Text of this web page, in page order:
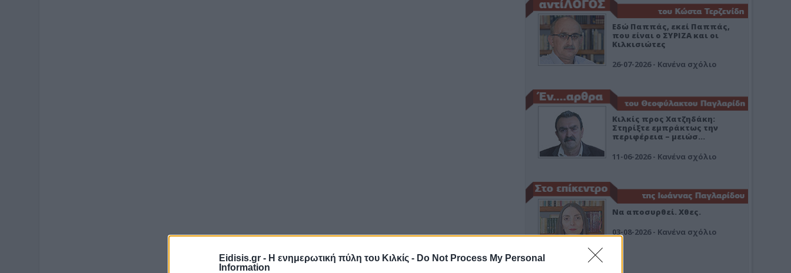
Eidisis.gr - Η ενημερωτική πύλη του Κιλκίς - Do Not Process My Personal
Information
Εδώ Παππάς, εκεί Παππάς,
που είναι ο ΣΥΡΙΖΑ και οι
Κιλκισιώτες
26-07-2026 - Κανένα σχόλιο
Κιλκίς προς Χατζηδάκη:
Στηρίξτε εμπράκτως την
περιφέρεια – μειώσ…
11-06-2026 - Κανένα σχόλιο
Να αποσυρθεί. Χθες.
03-08-2026 - Κανένα σχόλιο